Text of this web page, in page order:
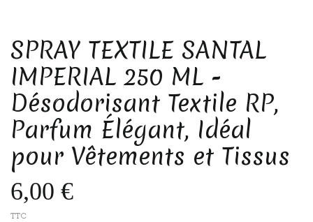
SPRAY TEXTILE SANTAL
IMPERIAL 250 ML -
Désodorisant Textile RP,
Parfum Élégant, Idéal
pour Vêtements et Tissus
6,00 €
TTC